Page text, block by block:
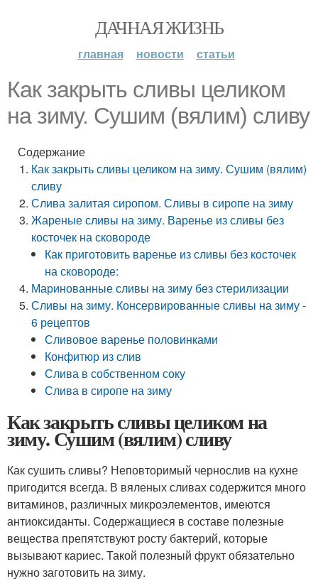
ДАЧНАЯ ЖИЗНЬ
главная новости статьи
Как закрыть сливы целиком
на зиму. Сушим (вялим) сливу
Содержание
Как закрыть сливы целиком на зиму. Сушим (вялим)
сливу
Слива залитая сиропом. Сливы в сиропе на зиму
Жареные сливы на зиму. Варенье из сливы без
косточек на сковороде
Как приготовить варенье из сливы без косточек
на сковороде:
Маринованные сливы на зиму без стерилизации
Сливы на зиму. Консервированные сливы на зиму -
6 рецептов
Сливовое варенье половинками
Конфитюр из слив
Слива в собственном соку
Слива в сиропе на зиму
Как закрыть сливы целиком на
зиму. Сушим (вялим) сливу
Как сушить сливы? Неповторимый чернослив на кухне
пригодится всегда. В вяленых сливах содержится много
витаминов, различных микроэлементов, имеются
антиоксиданты. Содержащиеся в составе полезные
вещества препятствуют росту бактерий, которые
вызывают кариес. Такой полезный фрукт обязательно
нужно заготовить на зиму.